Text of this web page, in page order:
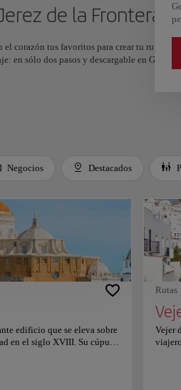
de la Frontera
corazón tus favoritos para crear tu ruta y
en sólo dos pasos y descargable en Google
Negocios Destacados
edificio que se eleva sobre
en el siglo XVIII. Su cúpula
Rutas
Vejer